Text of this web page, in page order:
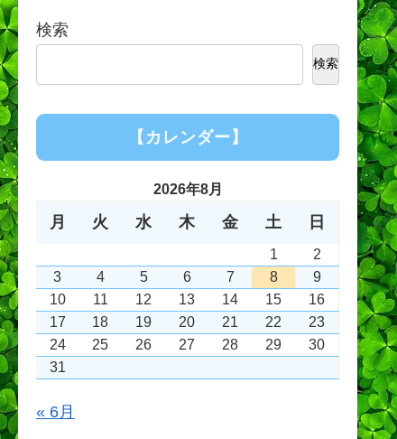
検索
検索
【カレンダー】
2026年8月
月 火 水 木 金 土 日
1
2
3
4 5 6 7 8
9
10
11 12 13 14 15
16
17
18 19 20 21 22
23
24
25 26 27 28 29
30
31
« 6月